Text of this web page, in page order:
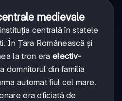
medievale
centrală în statele
În Țara Românească și
la tron era electiv-
domnitorul din familia
automat fiul cel mare.
era oficiată de